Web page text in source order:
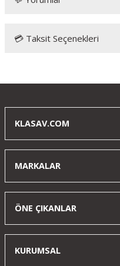
Bu ürüne
💳 Taksit Seçenekleri
KLASAV.COM
MARKALAR
ÖNE ÇIKANLAR
KURUMSAL